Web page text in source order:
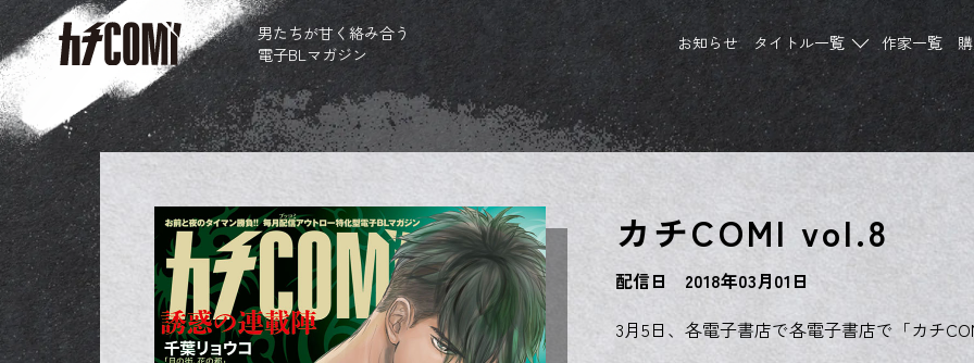
男たちが甘く絡み合う
電子BLマガジン
お知らせ タイトル一覧 作家一覧
カチCOMI vol.8
配信日 2018年03月01日
3月5日、各電子書店で各電子書店で「カチ